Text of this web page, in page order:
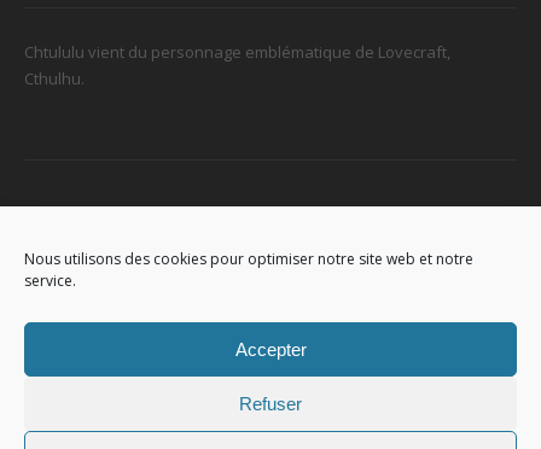
Nous utilisons des cookies pour optimiser notre site web et notre
service.
Accepter
Refuser
Chtululu vient du personnage emblématique de Lovecraft,
Cthulhu.